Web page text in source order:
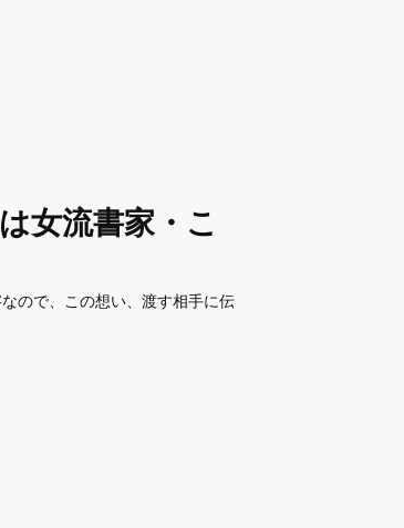
女流書家・こ
ので、この想い、渡す相手に伝